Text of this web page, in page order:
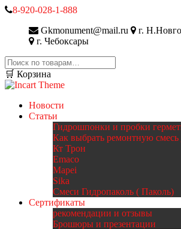
8-920-028-1-888
Gkmonument@mail.ru
г.
г. Чебоксары
Искать:
🛒 Корзина
Новости
Статьи
Гидрошпонки и пробки
Как выбрать ремонтную смесь
Кт Трон
Emaco
Mapei
Sika
Смеси Гидропаколь ( Паколь)
Сертификаты
рекомендации и отзывы
Брошюры и презентации